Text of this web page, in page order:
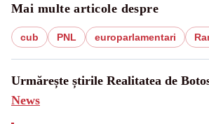
Mai multe articole despre
cub PNL europarlamentari
Urmărește știrile Realitatea de
News